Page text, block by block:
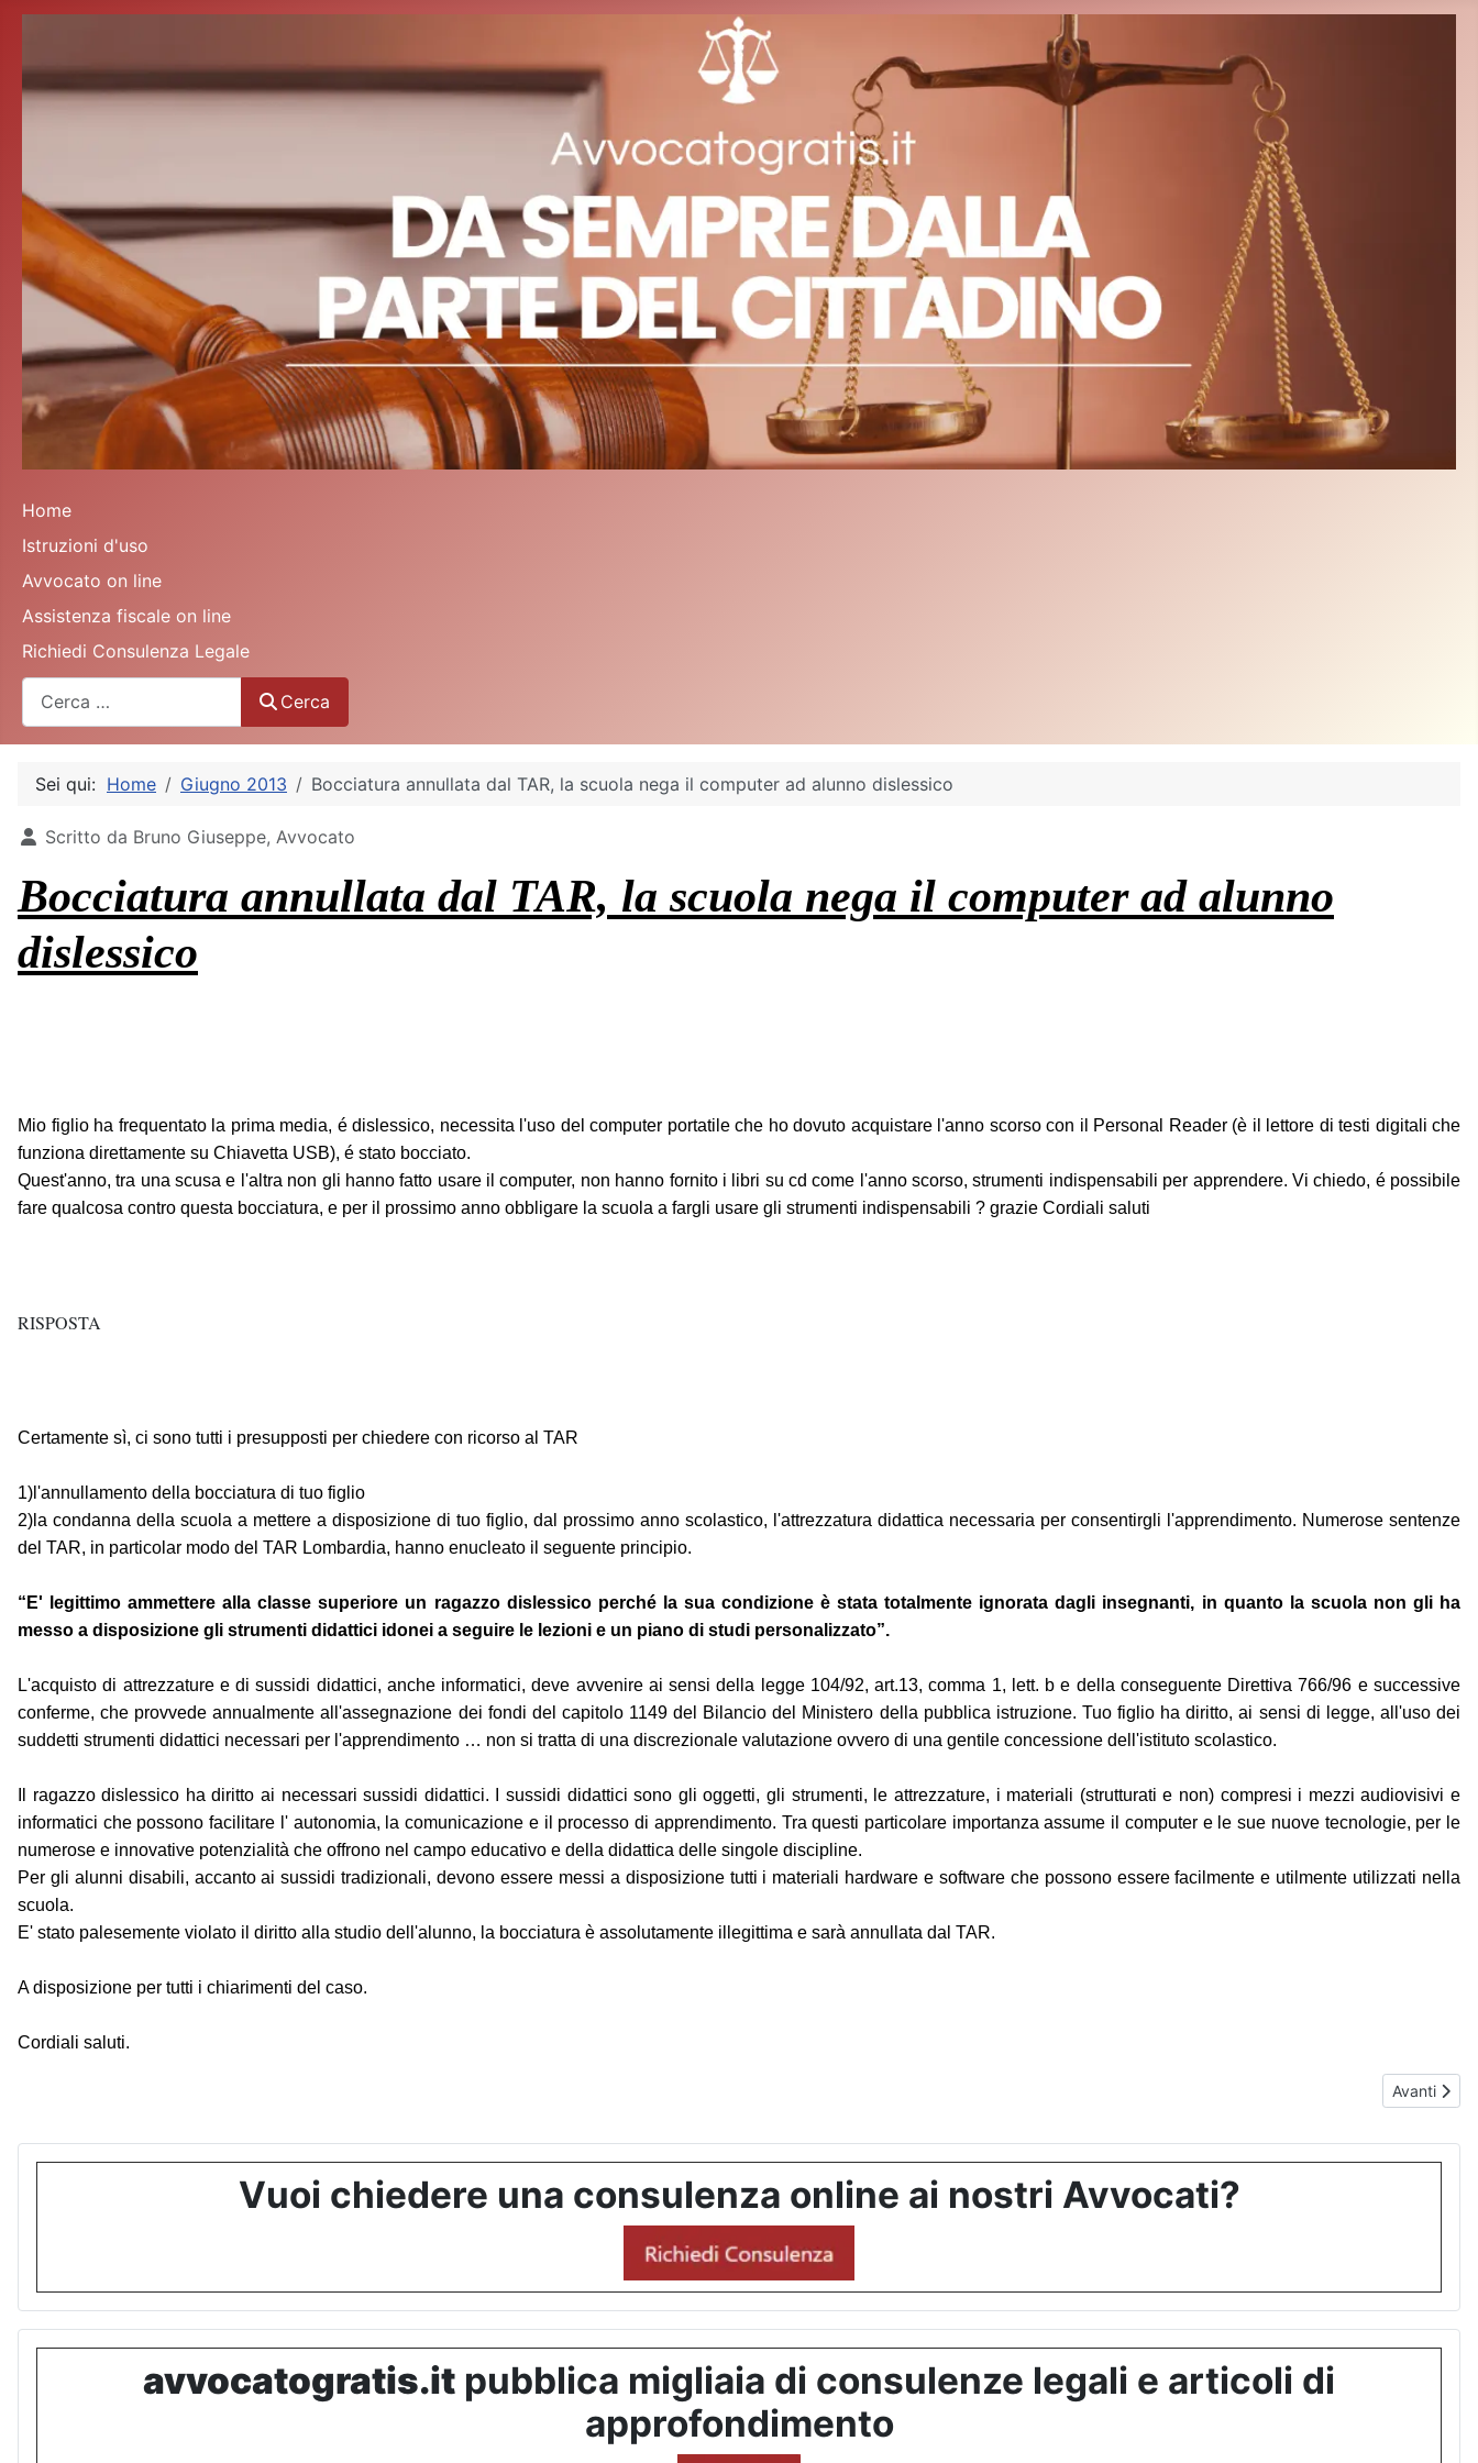
Home
Istruzioni d'uso
Avvocato on line
Assistenza fiscale on line
Richiedi Consulenza Legale
Cerca
Sei qui: Home Giugno 2013 Bocciatura annullata dal TAR, la scuola nega il computer ad alunno dislessico
Dettagli
Scritto da Bruno Giuseppe, Avvocato
Bocciatura annullata dal TAR, la scuola nega il computer ad alunno
dislessico
Mio figlio ha frequentato la prima media, é dislessico, necessita l'uso del computer portatile che ho dovuto acquistare l'anno scorso con il Personal Reader (è il lettore di testi digitali che
funziona direttamente su Chiavetta USB), é stato bocciato.
Quest'anno, tra una scusa e l'altra non gli hanno fatto usare il computer, non hanno fornito i libri su cd come l'anno scorso, strumenti indispensabili per apprendere. Vi chiedo, é possibile
fare qualcosa contro questa bocciatura, e per il prossimo anno obbligare la scuola a fargli usare gli strumenti indispensabili ? grazie Cordiali saluti
RISPOSTA
Certamente sì, ci sono tutti i presupposti per chiedere con ricorso al TAR
1)l'annullamento della bocciatura di tuo figlio
2)la condanna della scuola a mettere a disposizione di tuo figlio, dal prossimo anno scolastico, l'attrezzatura didattica necessaria per consentirgli l'apprendimento. Numerose sentenze
del TAR, in particolar modo del TAR Lombardia, hanno enucleato il seguente principio.
“E' legittimo ammettere alla classe superiore un ragazzo dislessico perché la sua condizione è stata totalmente ignorata dagli insegnanti, in quanto la scuola non gli ha
messo a disposizione gli strumenti didattici idonei a seguire le lezioni e un piano di studi personalizzato”.
L'acquisto di attrezzature e di sussidi didattici, anche informatici, deve avvenire ai sensi della legge 104/92, art.13, comma 1, lett. b e della conseguente Direttiva 766/96 e successive
conferme, che provvede annualmente all'assegnazione dei fondi del capitolo 1149 del Bilancio del Ministero della pubblica istruzione. Tuo figlio ha diritto, ai sensi di legge, all'uso dei
suddetti strumenti didattici necessari per l'apprendimento … non si tratta di una discrezionale valutazione ovvero di una gentile concessione dell'istituto scolastico.
Il ragazzo dislessico ha diritto ai necessari sussidi didattici. I sussidi didattici sono gli oggetti, gli strumenti, le attrezzature, i materiali (strutturati e non) compresi i mezzi audiovisivi e
informatici che possono facilitare l' autonomia, la comunicazione e il processo di apprendimento. Tra questi particolare importanza assume il computer e le sue nuove tecnologie, per le
numerose e innovative potenzialità che offrono nel campo educativo e della didattica delle singole discipline.
Per gli alunni disabili, accanto ai sussidi tradizionali, devono essere messi a disposizione tutti i materiali hardware e software che possono essere facilmente e utilmente utilizzati nella
scuola.
E' stato palesemente violato il diritto alla studio dell'alunno, la bocciatura è assolutamente illegittima e sarà annullata dal TAR.
A disposizione per tutti i chiarimenti del caso.
Cordiali saluti.
Articolo
Avanti
Vuoi chiedere una consulenza online ai nostri Avvocati?
avvocatogratis.it pubblica migliaia di consulenze legali e articoli di
approfondimento